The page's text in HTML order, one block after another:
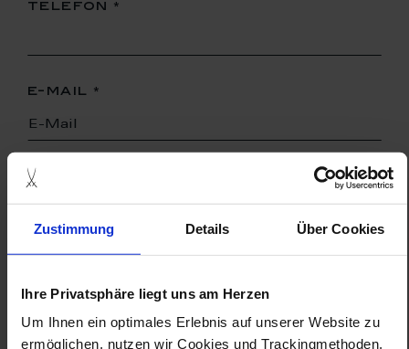
Zustimmung Details Über Cookies
Ihre Privatsphäre liegt uns am Herzen
Um Ihnen ein optimales Erlebnis auf unserer Website zu
ermöglichen, nutzen wir Cookies und Trackingmethoden.
telefon
e-mail
veranstaltungsdaten
undefined